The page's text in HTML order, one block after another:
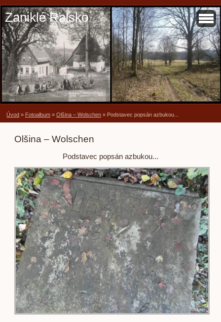
Zaniklé Ralsko
Úvod » Fotoalbum » Olšina – Wolschen » Podstavec popsán azbukou...
Olšina – Wolschen
Podstavec popsán azbukou...